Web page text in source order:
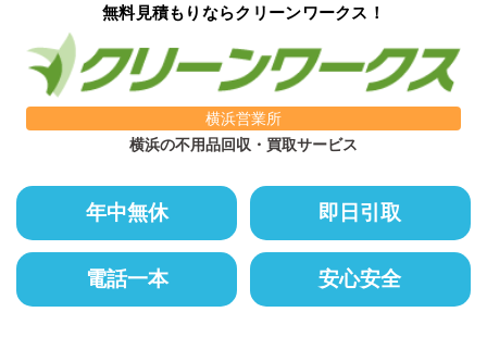
無料見積もりならクリーンワークス！
横浜営業所
横浜の不用品回収・買取サービス
年中無休 即日引取
電話一本 安心安全